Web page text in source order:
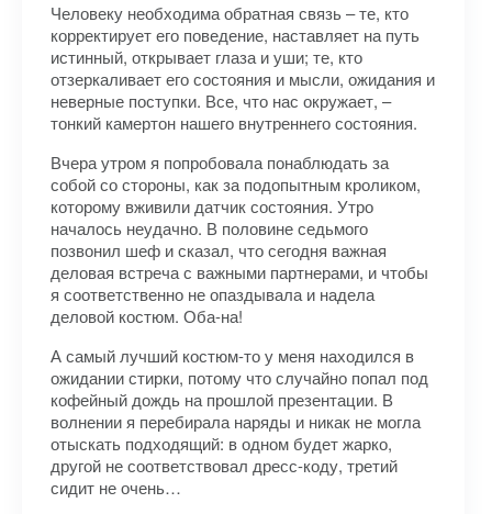
Человеку необходима обратная связь – те, кто
корректирует его поведение, наставляет на путь
истинный, открывает глаза и уши; те, кто
отзеркаливает его состояния и мысли, ожидания и
неверные поступки. Все, что нас окружает, –
тонкий камертон нашего внутреннего состояния.
Вчера утром я попробовала понаблюдать за
собой со стороны, как за подопытным кроликом,
которому вживили датчик состояния. Утро
началось неудачно. В половине седьмого
позвонил шеф и сказал, что сегодня важная
деловая встреча с важными партнерами, и чтобы
я соответственно не опаздывала и надела
деловой костюм. Оба-на!
А самый лучший костюм-то у меня находился в
ожидании стирки, потому что случайно попал под
кофейный дождь на прошлой презентации. В
волнении я перебирала наряды и никак не могла
отыскать подходящий: в одном будет жарко,
другой не соответствовал дресс-коду, третий
сидит не очень…